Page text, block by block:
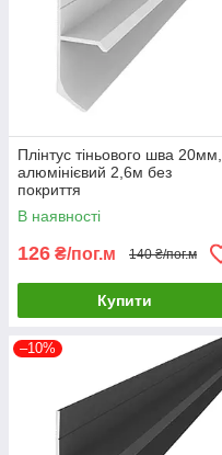
Плінтус тіньового шва 20мм,
алюмінієвий 2,6м без
покриття
В наявності
126 ₴/пог.м 140 ₴/пог.м
Купити
–10%